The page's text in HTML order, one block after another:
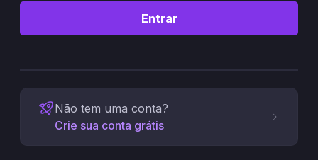
Entrar
Não tem uma conta?
Crie sua conta grátis